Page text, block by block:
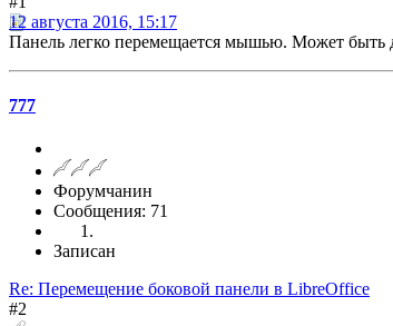
12 августа 2016, 15:17
Панель легко перемещается мышью. Может быть
777
Форумчанин
Сообщения: 71
Записан
Re: Перемещение боковой панели в LibreOffice
#2